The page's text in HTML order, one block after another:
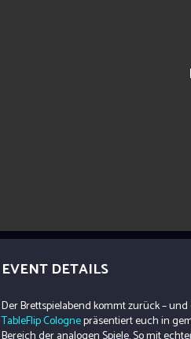
EVENT DETAILS
Der Brettspielabend kommt zurück – und
TableFlip Colognepräsentiert euch in